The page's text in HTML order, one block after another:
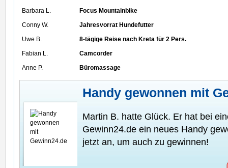
Barbara L.
Focus Mountainbike
Conny W.
Jahresvorrat Hundefutter
Uwe B.
8-tägige Reise nach Kreta für 2 Pers.
Fabian L.
Camcorder
Anne P.
Büromassage
Handy gewonnen mit
Martin B. hatte Glück. Er hat bei
Gewinn24.de ein neues Handy
jetzt an, um auch zu gewinnen!